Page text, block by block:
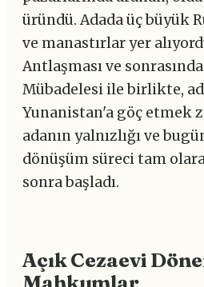
üründü. Adada üç büyük
ve manastırlar yer
Antlaşması ve
Mübadelesi ile birlikte,
Yunanistan'a göç etmek
adanın yalnızlığı ve
dönüşüm süreci tam
sonra başladı.
Açık Cezaevi